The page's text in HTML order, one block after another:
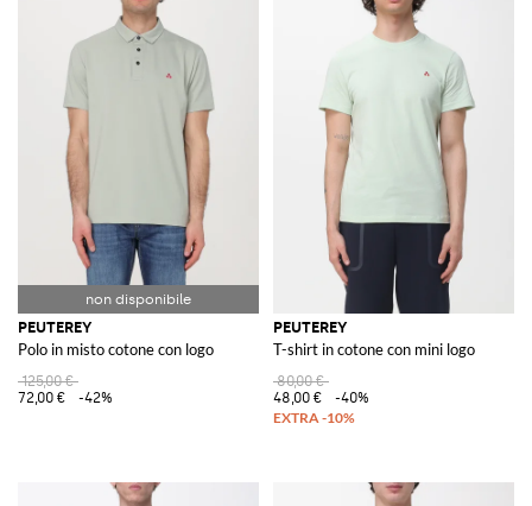
PEUTEREY
Polo in misto cotone con logo
125,00 €
72,00 €
-42%
PEUTEREY
T-shirt in cotone con mini logo
80,00 €
48,00 €
-40%